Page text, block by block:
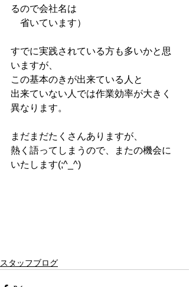
るので会社名は
省いています）
すでに実践されている方も多いかと思
いますが、
この基本のきが出来ている人と
出来ていない人では作業効率が大きく
異なります。
まだまだたくさんありますが、
熱く語ってしまうので、またの機会に
いたします(;^_^)
スタッフブログ